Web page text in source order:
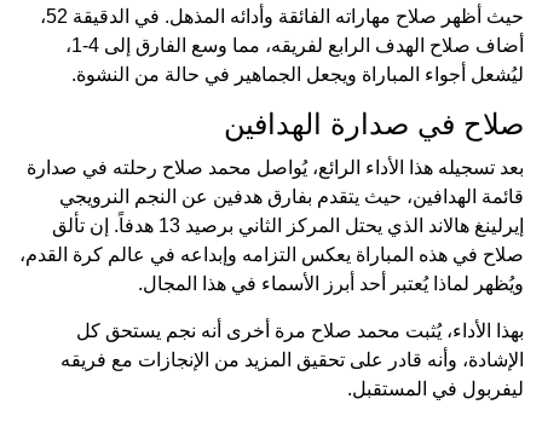
حيث أظهر صلاح مهاراته الفائقة وأدائه المذهل. في الدقيقة 52،
أضاف صلاح الهدف الرابع لفريقه، مما وسع الفارق إلى 4-1،
ليُشعل أجواء المباراة ويجعل الجماهير في حالة من النشوة.
صلاح في صدارة الهدافين
بعد تسجيله هذا الأداء الرائع، يُواصل محمد صلاح رحلته في صدارة
قائمة الهدافين، حيث يتقدم بفارق هدفين عن النجم النرويجي
إيرلينغ هالاند الذي يحتل المركز الثاني برصيد 13 هدفاً. إن تألق
صلاح في هذه المباراة يعكس التزامه وإبداعه في عالم كرة القدم،
ويُظهر لماذا يُعتبر أحد أبرز الأسماء في هذا المجال.
بهذا الأداء، يُثبت محمد صلاح مرة أخرى أنه نجم يستحق كل
الإشادة، وأنه قادر على تحقيق المزيد من الإنجازات مع فريقه
ليفربول في المستقبل.